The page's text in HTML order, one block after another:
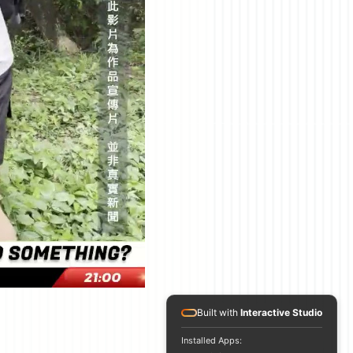
Built with Interactive Studio
Installed Apps: